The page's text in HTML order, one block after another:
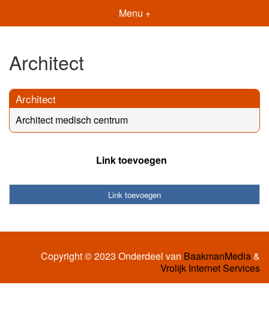
Menu +
Architect
Architect
Architect medisch centrum
Link toevoegen
Link toevoegen
Copyright © 2023 Onderdeel van BaakmanMedia&
Vrolijk Internet Services